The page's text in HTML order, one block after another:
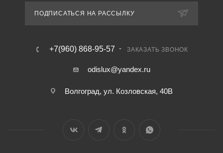
ПОДПИСАТЬСЯ НА РАССЫЛКУ
+7(960) 868-95-57 ЗАКАЗАТЬ ЗВОНОК
odislux@yandex.ru
Волгоград, ул. Козловская, 40В